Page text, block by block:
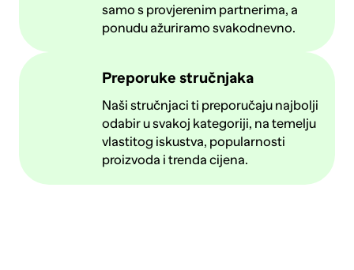
samo s provjerenim partnerima, a
ponudu ažuriramo svakodnevno.
Preporuke stručnjaka
Naši stručnjaci ti preporučaju najbolji
odabir u svakoj kategoriji, na temelju
vlastitog iskustva, popularnosti
proizvoda i trenda cijena.